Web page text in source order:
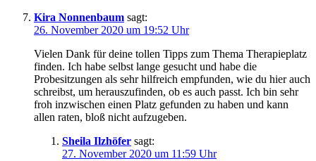
Kira Nonnenbaum sagt:
26. November 2020 um 19:52 Uhr
Vielen Dank für deine tollen Tipps zum Thema Therapieplatz
finden. Ich habe selbst lange gesucht und habe die
Probesitzungen als sehr hilfreich empfunden, wie du hier auch
schreibst, um herauszufinden, ob es auch passt. Ich bin sehr
froh inzwischen einen Platz gefunden zu haben und kann
allen raten, bloß nicht aufzugeben.
Sheila Ilzhöfer sagt:
27. November 2020 um 11:59 Uhr